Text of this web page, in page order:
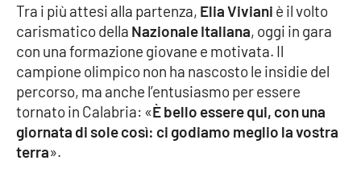
Tra i più attesi alla partenza, Elia Viviani è il volto
carismatico della Nazionale Italiana, oggi in gara
con una formazione giovane e motivata. Il
campione olimpico non ha nascosto le insidie del
percorso, ma anche l’entusiasmo per essere
tornato in Calabria: «È bello essere qui, con una
giornata di sole così: ci godiamo meglio la vostra
terra».